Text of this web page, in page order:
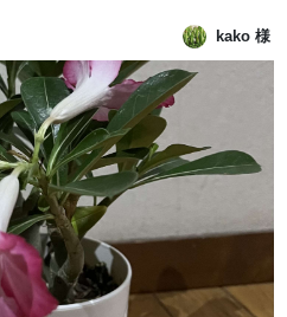
るのもありました。 「親孝行したい
kako 様